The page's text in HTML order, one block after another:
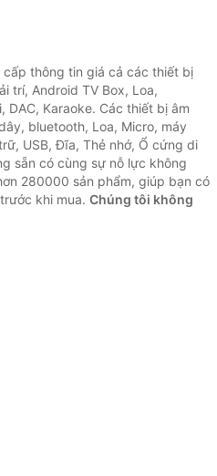
thông tin giá cả các thiết bị
trí, Android TV Box, Loa,
DAC, Karaoke. Các thiết bị âm
bluetooth, Loa, Micro, máy
USB, Đĩa, Thẻ nhớ, Ổ cứng di
sẵn có cùng sự nỗ lực không
280000 sản phẩm, giúp bạn có
khi mua. Chúng tôi không